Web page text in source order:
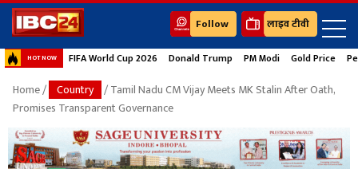
Follow लाइव टीवी
HOT NOW FIFA World Cup 2026 Donald Trump PM Modi Gold Price
Home/ Country / Tamil Nadu CM Vijay Meets MK Stalin After Oath,
Promises Transparent Governance